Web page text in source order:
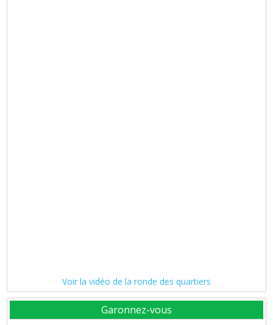
Voir la vidéo de la ronde des quartiers
Garonnez-vous